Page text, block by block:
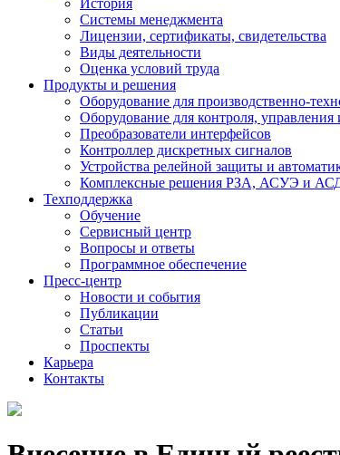
История
Системы менеджмента
Лицензии, сертификаты, свидетельства
Виды деятельности
Оценка условий труда
Продукты и решения
Оборудование для производственно-
Оборудование для контроля,
Преобразователи интерфейсов
Контроллер дискретных сигналов
Устройства релейной защиты и
Комплексные решения РЗА, АСУЭ и
Техподдержка
Обучение
Сервисный центр
Вопросы и ответы
Программное обеспечение
Пресс-центр
Новости и события
Публикации
Статьи
Проспекты
Карьера
Контакты